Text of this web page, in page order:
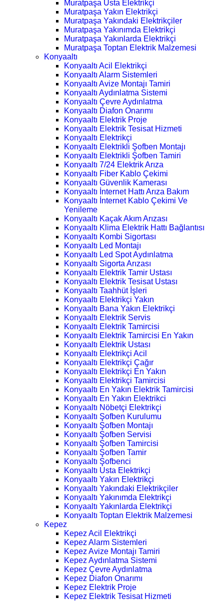
Muratpaşa Usta Elektrikçi
Muratpaşa Yakın Elektrikçi
Muratpaşa Yakındaki Elektrikçiler
Muratpaşa Yakınımda Elektrikçi
Muratpaşa Yakınlarda Elektrikçi
Muratpaşa Toptan Elektrik Malzemesi
Konyaaltı
Konyaaltı Acil Elektrikçi
Konyaaltı Alarm Sistemleri
Konyaaltı Avize Montajı Tamiri
Konyaaltı Aydınlatma Sistemi
Konyaaltı Çevre Aydınlatma
Konyaaltı Diafon Onarımı
Konyaaltı Elektrik Proje
Konyaaltı Elektrik Tesisat Hizmeti
Konyaaltı Elektrikçi
Konyaaltı Elektrikli Şofben Montajı
Konyaaltı Elektrikli Şofben Tamiri
Konyaaltı 7/24 Elektrik Arıza
Konyaaltı Fiber Kablo Çekimi
Konyaaltı Güvenlik Kamerası
Konyaaltı İnternet Hattı Arıza Bakım
Konyaaltı İnternet Kablo Çekimi Ve
Yenileme
Konyaaltı Kaçak Akım Arızası
Konyaaltı Klima Elektrik Hattı Bağlantısı
Konyaaltı Kombi Sigortası
Konyaaltı Led Montajı
Konyaaltı Led Spot Aydınlatma
Konyaaltı Sigorta Arızası
Konyaaltı Elektrik Tamir Ustası
Konyaaltı Elektrik Tesisat Ustası
Konyaaltı Taahhüt İşleri
Konyaaltı Elektrikçi Yakın
Konyaaltı Bana Yakın Elektrikçi
Konyaaltı Elektrik Servis
Konyaaltı Elektrik Tamircisi
Konyaaltı Elektrik Tamircisi En Yakın
Konyaaltı Elektrik Ustası
Konyaaltı Elektrikçi Acil
Konyaaltı Elektrikçi Çağır
Konyaaltı Elektrikçi En Yakın
Konyaaltı Elektrikçi Tamircisi
Konyaaltı En Yakın Elektrik Tamircisi
Konyaaltı En Yakın Elektrikci
Konyaaltı Nöbetçi Elektrikçi
Konyaaltı Şofben Kurulumu
Konyaaltı Şofben Montajı
Konyaaltı Şofben Servisi
Konyaaltı Şofben Tamircisi
Konyaaltı Şofben Tamir
Konyaaltı Şofbenci
Konyaaltı Usta Elektrikçi
Konyaaltı Yakın Elektrikçi
Konyaaltı Yakındaki Elektrikçiler
Konyaaltı Yakınımda Elektrikçi
Konyaaltı Yakınlarda Elektrikçi
Konyaaltı Toptan Elektrik Malzemesi
Kepez
Kepez Acil Elektrikçi
Kepez Alarm Sistemleri
Kepez Avize Montajı Tamiri
Kepez Aydınlatma Sistemi
Kepez Çevre Aydınlatma
Kepez Diafon Onarımı
Kepez Elektrik Proje
Kepez Elektrik Tesisat Hizmeti